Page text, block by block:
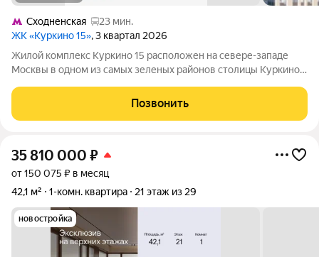
Сходненская
23 мин.
ЖК «Куркино 15», 3 квартал 2026
Жилой комплекс Куркино 15 расположен на севере-западе
Москвы в одном из самых зеленых районов столицы Куркино.
которых открывается вдохновляющий вид на лесопарк и
мегаполис. Комплекс состоит
Позвонить
35 810 000 ₽
от 150 075 ₽ в месяц
42,1 м²
1-комн. квартира 21 этаж из 29
новостройка